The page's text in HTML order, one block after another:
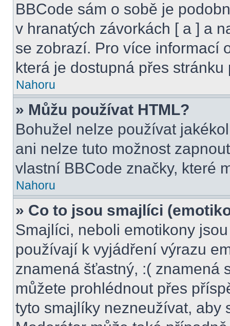
BBCode sám o sobě je
v hranatých závorkách [ a ] a
se zobrazí. Pro více informací
která je dostupná přes stránku
Nahoru
» Můžu používat HTML?
Bohužel nelze používat
ani nelze tuto možnost
vlastní BBCode značky, které
Nahoru
» Co to jsou smajlíci
Smajlíci, neboli emotikony
používají k vyjádření výrazu
znamená šťastný, :( znamená
můžete prohlédnout přes
tyto smajlíky nezneužívat, aby